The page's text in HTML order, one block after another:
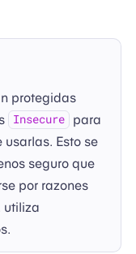
protegidas
Insecure
para
Esto se
seguro que
por razones
utiliza